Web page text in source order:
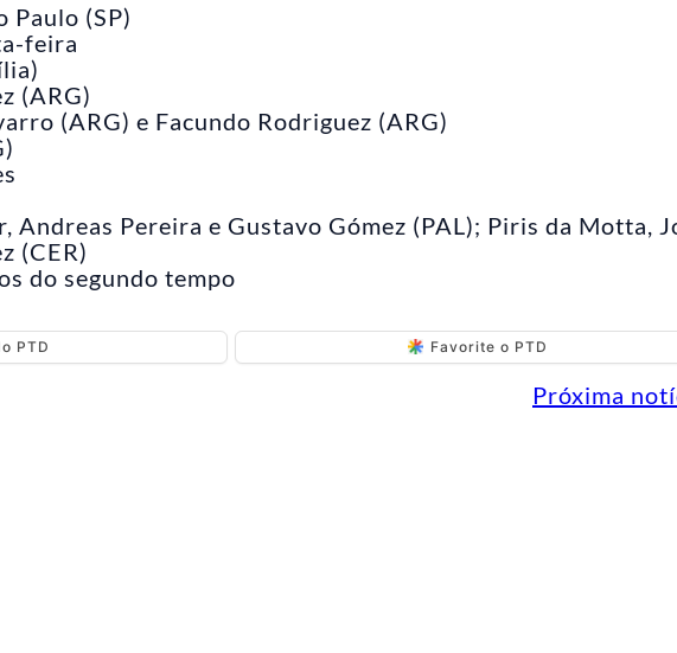
Paulo (SP)
feira
(ARG)
(ARG) e Facundo Rodriguez (ARG)
Andreas Pereira e Gustavo Gómez (PAL); Piris da Motta,
(CER)
do segundo tempo
PTD Favorite o PTD
Próxima